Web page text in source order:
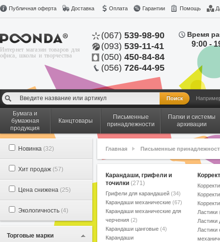
Публичная оферта Доставка Оплата Гарантии Помощь
Интернет магазин товаров для
офиса, школы и творчества
(067) 539-98-90
(093) 539-11-41
(050) 450-84-84
(056) 726-44-95
Время
9:00 -
Бумага и
бумажная
продукция
Канцтовары
Письменные
принадлежности
Папки и системы
архивации
Новинка (32)
Хит продаж (57)
Цена снижена (25)
Экологичность (4)
Торговые марки
Главная Письменные
Карандаши, грифели и
точилки (271)
Грифели для карандашей (34)
Карандаши механические (67)
Карандаши механические для
черчения (2)
Карандаши цанговые (4)
Карандаши
Ластики
Ластики